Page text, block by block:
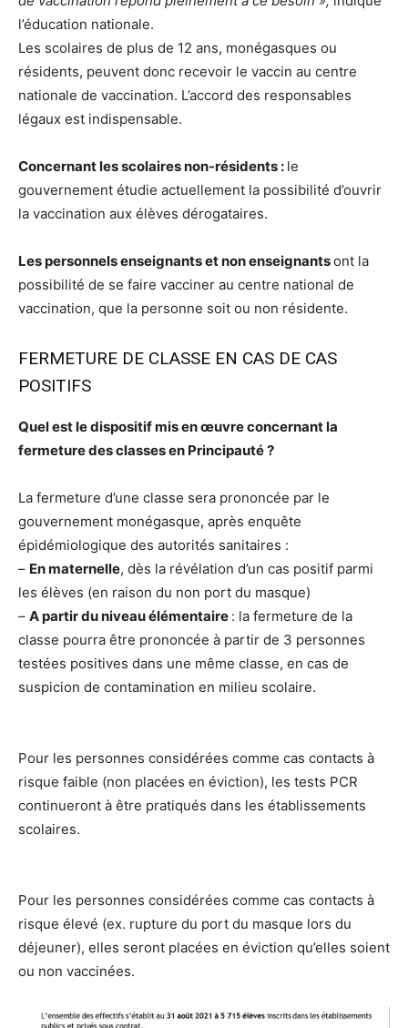
l’éducation nationale.
Les scolaires de plus de 12 ans, monégasques ou
résidents, peuvent donc recevoir le vaccin au centre
nationale de vaccination. L’accord des responsables
légaux est indispensable.
Concernant les scolaires non-résidents : le
gouvernement étudie actuellement la possibilité d’ouvrir
la vaccination aux élèves dérogataires.
Les personnels enseignants et non enseignantsont la
possibilité de se faire vacciner au centre national de
vaccination, que la personne soit ou non résidente.
FERMETURE DE CLASSE EN CAS DE CAS
POSITIFS
Quel est le dispositif mis en œuvre concernant la
fermeture des classes en Principauté ?
La fermeture d’une classe sera prononcée par le
gouvernement monégasque, après enquête
épidémiologique des autorités sanitaires :
– En maternelle, dès la révélation d’un cas positif parmi
les élèves (en raison du non port du masque)
– A partir du niveau élémentaire : la fermeture de la
classe pourra être prononcée à partir de 3 personnes
testées positives dans une même classe, en cas de
suspicion de contamination en milieu scolaire.
Pour les personnes considérées comme cas contacts à
risque faible (non placées en éviction), les tests PCR
continueront à être pratiqués dans les établissements
scolaires.
Pour les personnes considérées comme cas contacts à
risque élevé (ex. rupture du port du masque lors du
déjeuner), elles seront placées en éviction qu’elles soient
ou non vaccinées.